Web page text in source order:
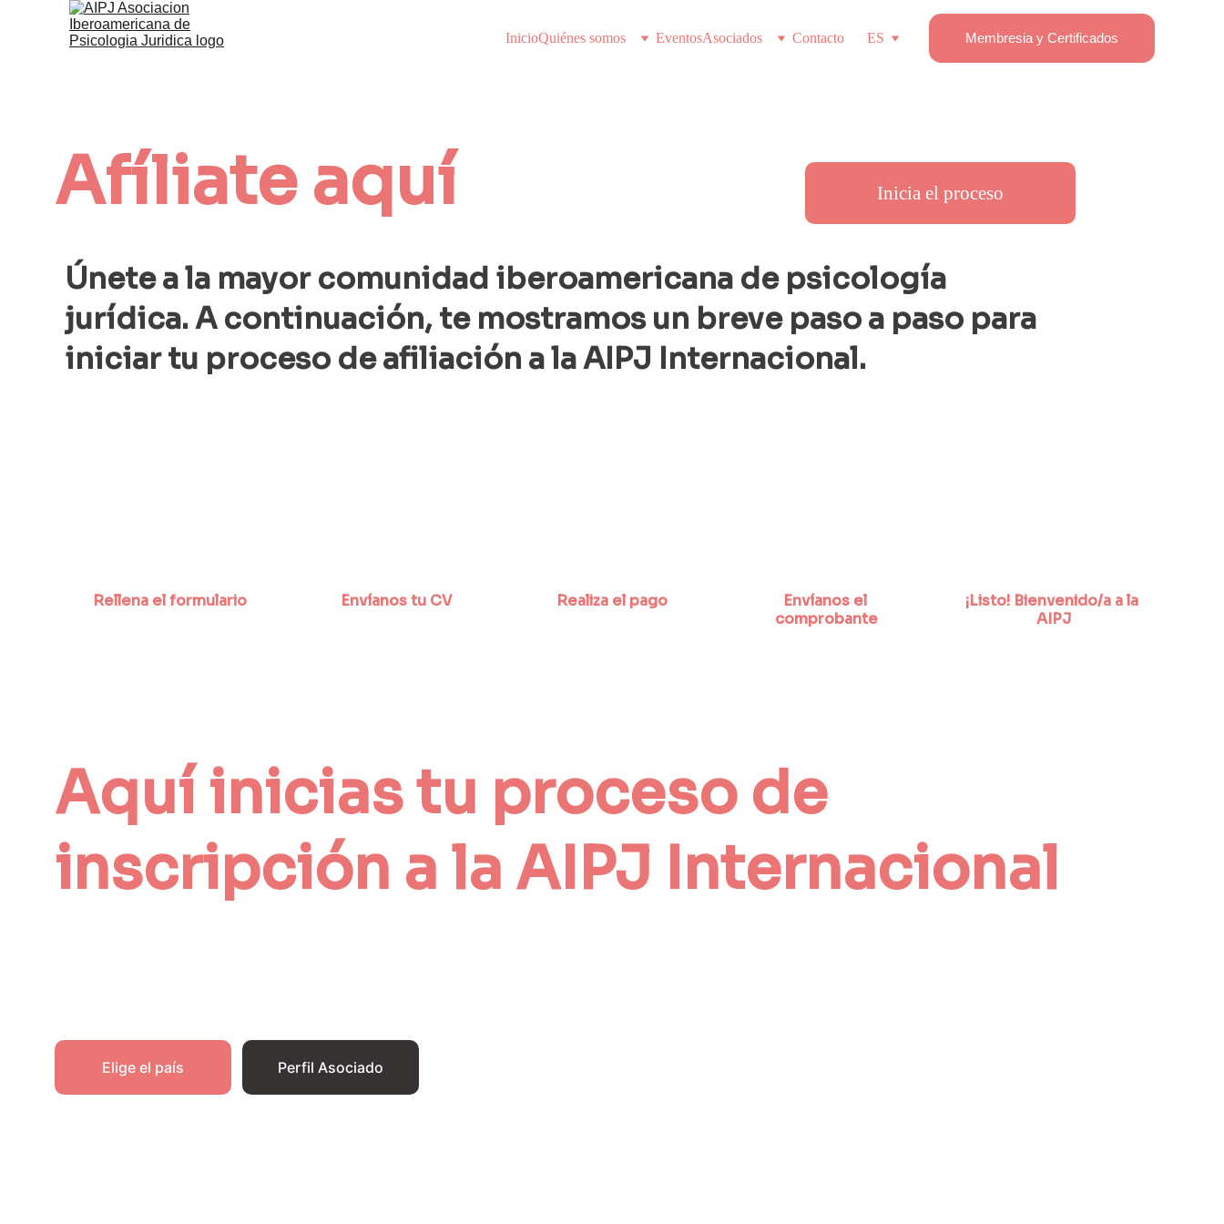
InicioQuiénes somos EventosAsociados Contacto ES Membresia y Certificados
Afíliate aquí
Únete a la mayor comunidad iberoamericana de psicología
jurídica. A continuación, te mostramos un breve paso a paso para
iniciar tu proceso de afiliación a la AIPJ Internacional.
Inicia el proceso
Rellena el formulario Envíanos tu CV Realiza el pago
Envíanos el
comprobante
¡Listo! Bienvenido/a a la
AIPJ
Aquí inicias tu proceso de
inscripción a la AIPJ Internacional
Elige el país Perfil Asociado